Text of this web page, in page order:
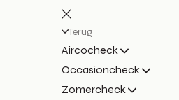
Terug
Aircocheck
Occasioncheck
Zomercheck